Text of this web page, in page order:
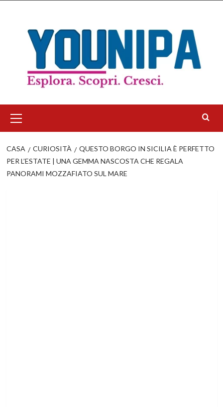
contenuto
principale
CASA CURIOSITÀ
QUESTO BORGO IN SICILIA È PERFETTO
PER L’ESTATE | UNA GEMMA NASCOSTA CHE REGALA
PANORAMI MOZZAFIATO SUL MARE